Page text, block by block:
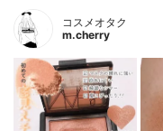
コスメオタク
m.cherry